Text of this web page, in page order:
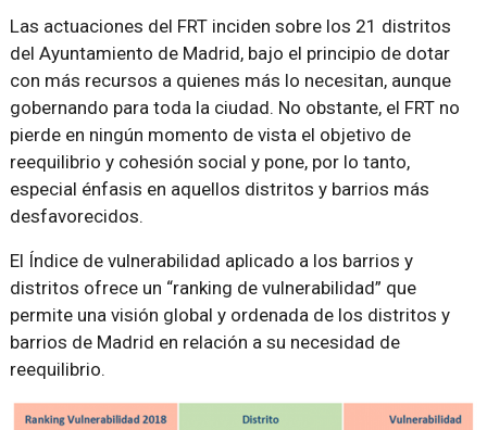
Las actuaciones del FRT inciden sobre los 21 distritos
del Ayuntamiento de Madrid, bajo el principio de dotar
con más recursos a quienes más lo necesitan, aunque
gobernando para toda la ciudad. No obstante, el FRT no
pierde en ningún momento de vista el objetivo de
reequilibrio y cohesión social y pone, por lo tanto,
especial énfasis en aquellos distritos y barrios más
desfavorecidos.
El Índice de vulnerabilidad aplicado a los barrios y
distritos ofrece un “ranking de vulnerabilidad” que
permite una visión global y ordenada de los distritos y
barrios de Madrid en relación a su necesidad de
reequilibrio.